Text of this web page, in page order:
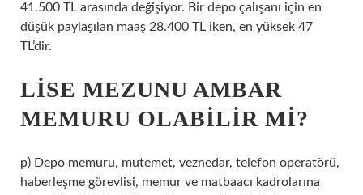
41.500 TL arasında değişiyor. Bir depo çalışanı için en
düşük paylaşılan maaş 28.400 TL iken, en yüksek 47
TL’dir.
LISE MEZUNU AMBAR
MEMURU OLABILIR MI?
p) Depo memuru, mutemet, veznedar, telefon operatörü,
haberleşme görevlisi, memur ve matbaacı kadrolarına